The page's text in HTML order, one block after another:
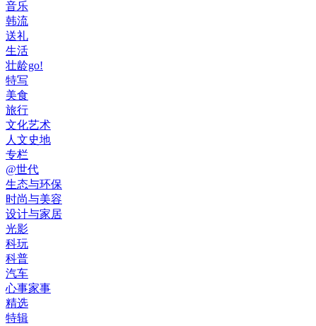
音乐
韩流
送礼
生活
壮龄go!
特写
美食
旅行
文化艺术
人文史地
专栏
@世代
生态与环保
时尚与美容
设计与家居
光影
科玩
科普
汽车
心事家事
精选
特辑